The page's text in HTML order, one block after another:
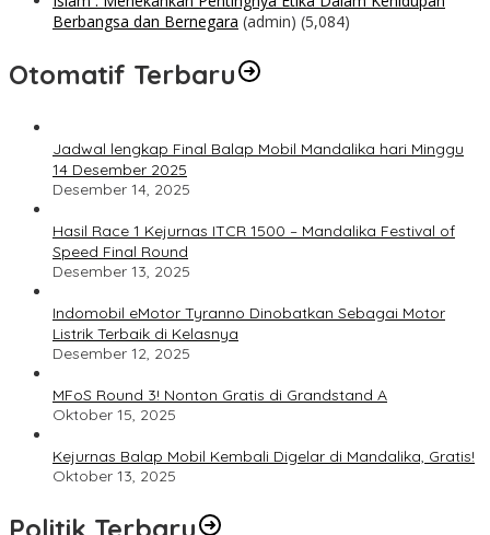
Berbangsa dan Bernegara (admin) (5,084)
Otomatif Terbaru
Jadwal lengkap Final Balap Mobil Mandalika hari Minggu
14 Desember 2025
Desember 14, 2025
Hasil Race 1 Kejurnas ITCR 1500 – Mandalika Festival of
Speed Final Round
Desember 13, 2025
Indomobil eMotor Tyranno Dinobatkan Sebagai Motor
Listrik Terbaik di Kelasnya
Desember 12, 2025
MFoS Round 3! Nonton Gratis di Grandstand A
Oktober 15, 2025
Kejurnas Balap Mobil Kembali Digelar di Mandalika, Gratis!
Oktober 13, 2025